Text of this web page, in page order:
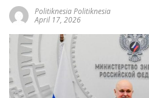
Politiknesia Politiknesia
April 17, 2026